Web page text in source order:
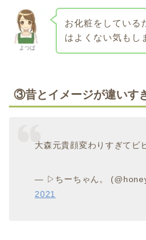
よつば
お化粧をしている
はよくない気もし
③昔とイメージが違いす
大森元貴顔変わりすぎてビ
— ▷ちーちゃん。
2021